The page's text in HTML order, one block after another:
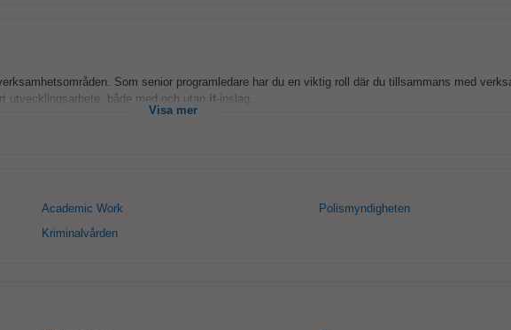
Som senior programledare har du en viktig roll där du tillsammans med
utvecklingsarbete, både med och utan it-inslag...
Visa mer
Academic Work
Kriminalvården
Polismyndigheten